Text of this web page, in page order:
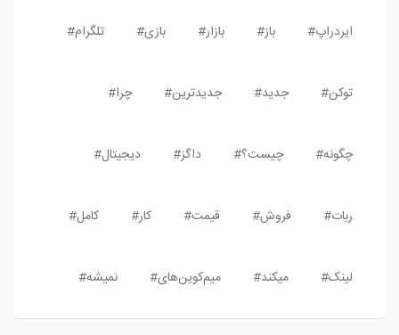
ایردراپ# باز# بازار# بازی# تلگرام#
توکن# جدید# جدید‌ترین# چرا#
چگونه# چیست؟# داگز# دیجیتال#
ربات# فروش# قیمت# کار# کامل#
لینک# میکند# میم‌کوین‌های# نمیشه#